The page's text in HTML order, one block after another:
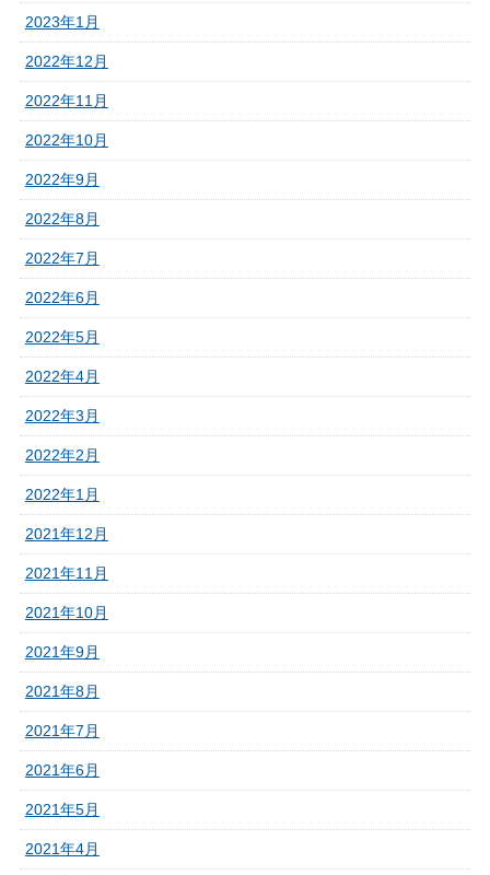
2023年1月
2022年12月
2022年11月
2022年10月
2022年9月
2022年8月
2022年7月
2022年6月
2022年5月
2022年4月
2022年3月
2022年2月
2022年1月
2021年12月
2021年11月
2021年10月
2021年9月
2021年8月
2021年7月
2021年6月
2021年5月
2021年4月